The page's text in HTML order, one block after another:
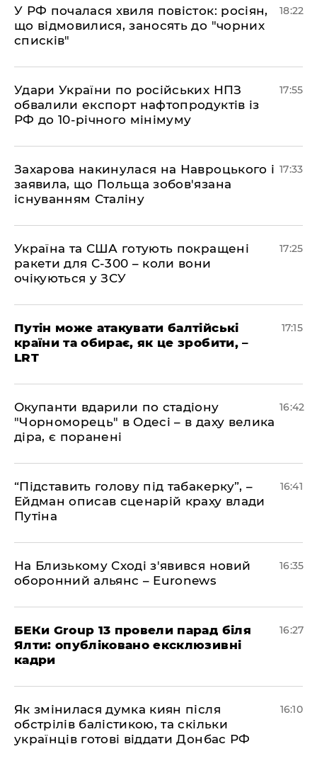
​У РФ почалася хвиля повісток: росіян,
що відмовилися, заносять до "чорних
списків"
18:22
​Удари України по російських НПЗ
обвалили експорт нафтопродуктів із
РФ до 10-річного мінімуму
17:55
​Захарова накинулася на Навроцького і
заявила, що Польща зобов'язана
існуванням Сталіну
17:33
​Україна та США готують покращені
ракети для С-300 – коли вони
очікуються у ЗСУ
17:25
​Путін може атакувати балтійські
країни та обирає, як це зробити, –
LRT
17:15
​Окупанти вдарили по стадіону
"Чорноморець" в Одесі – в даху велика
діра, є поранені
16:42
​“Підставить голову під табакерку”, –
Ейдман описав сценарій краху влади
Путіна
16:41
На Близькому Сході з'явився новий
оборонний альянс – Euronews
16:35
БЕКи Group 13 провели парад біля
Ялти: опубліковано ексклюзивні
кадри
16:27
Як змінилася думка киян після
обстрілів балістикою, та скільки
українців готові віддати Донбас РФ
16:10